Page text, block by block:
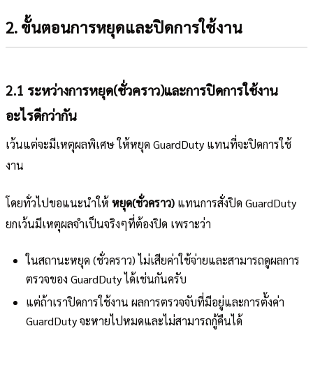
2. ขั้นตอนการหยุดและปิดการใช้งาน
2.1 ระหว่างการหยุด(ชั่วคราว)และการปิดการใช้งาน
อะไรดีกว่ากัน
เว้นแต่จะมีเหตุผลพิเศษ ให้หยุด GuardDuty แทนที่จะปิดการใช้
งาน
โดยทั่วไปขอแนะนำให้ หยุด(ชั่วคราว) แทนการสั่งปิด GuardDuty
ยกเว้นมีเหตุผลจำเป็นจริงๆที่ต้องปิด เพราะว่า
ในสถานะหยุด (ชั่วคราว) ไม่เสียค่าใช้จ่ายและสามารถดูผลการ
ตรวจของ GuardDuty ได้เช่นกันครับ
แต่ถ้าเราปิดการใช้งาน ผลการตรวจจับที่มีอยู่และการตั้งค่า
GuardDuty จะหายไปหมดและไม่สามารถกู้คืนได้